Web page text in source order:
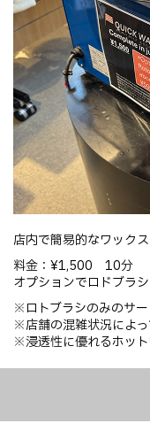
店内で簡易的なワック
料金：¥1,500 10分
オプションでロドブラシ
※ロトブラシのみのサー
※店舗の混雑状況によっ
※浸透性に優れるホット